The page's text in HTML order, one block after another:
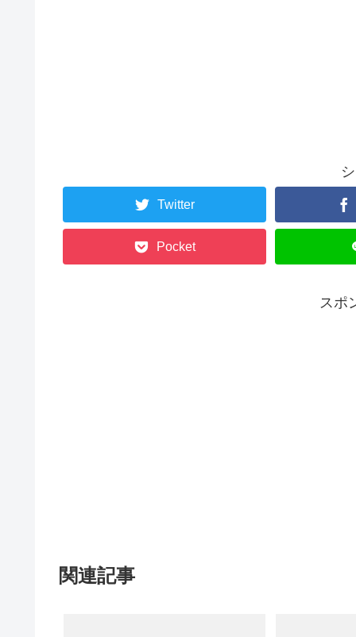
Twitter
Pocket
スポ
関連記事